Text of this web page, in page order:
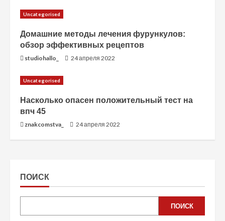
Uncategorised
Домашние методы лечения фурункулов:
обзор эффективных рецептов
studiohallo_ 24 апреля 2022
Uncategorised
Насколько опасен положительный тест на
впч 45
znakcomstva_ 24 апреля 2022
ПОИСК
ПОИСК